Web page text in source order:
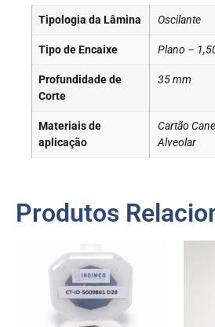
Tipologia da Lâmina Oscilante
Tipo de Encaixe Plano –
Profundidade de
Corte
35 mm
Materiais de
aplicação
Cartão
Alveolar
Produtos